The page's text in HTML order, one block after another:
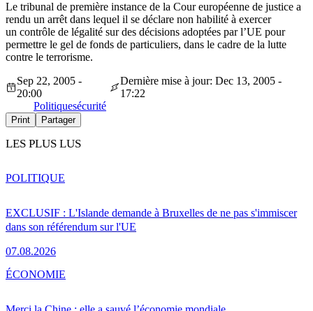
Le tribunal de première instance de la Cour européenne de justice a
rendu un arrêt dans lequel il se déclare non habilité à exercer
un contrôle de légalité sur des décisions adoptées par l’UE pour
permettre le gel de fonds de particuliers, dans le cadre de la lutte
contre le terrorisme.
Sep 22, 2005 -
20:00
Dernière mise à jour: Dec 13, 2005 -
17:22
Politiquesécurité
Print Partager
LES PLUS LUS
EXCLUSIF : L'Islande demande à Bruxelles de ne pas s'immiscer
dans son référendum sur l'UE
07.08.2026
POLITIQUE
ÉCONOMIE